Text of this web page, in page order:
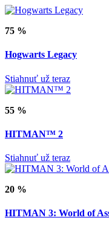
75 %
Hogwarts Legacy
Stiahnuť už teraz
55 %
HITMAN™ 2
Stiahnuť už teraz
20 %
HITMAN 3: World of